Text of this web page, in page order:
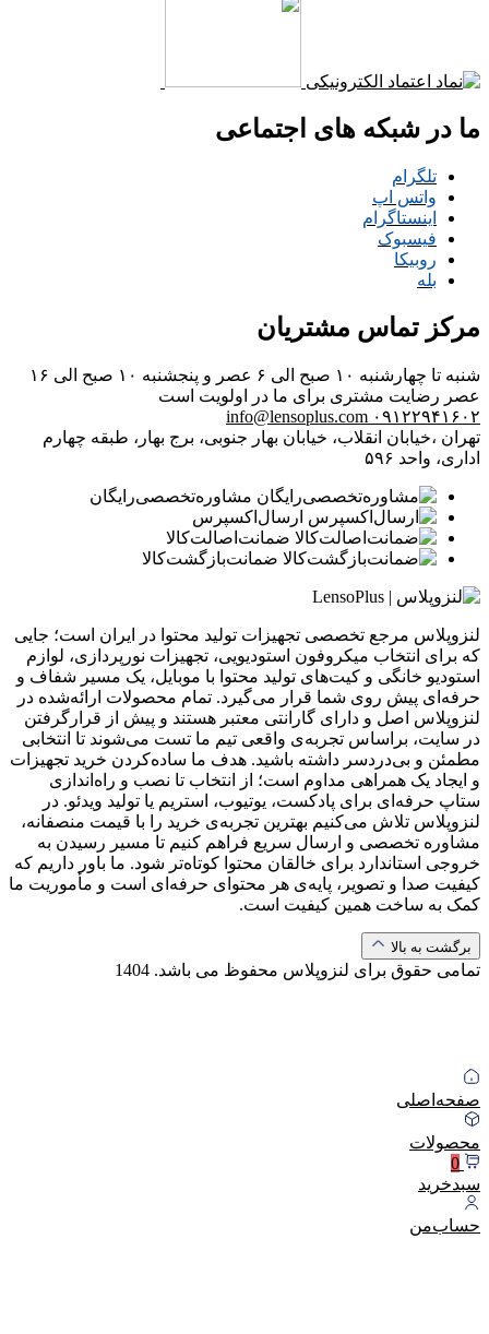
ما در شبکه های اجتماعی
تلگرام
واتس اپ
اینستاگرام
فیسبوک
روبیکا
بله
مرکز تماس مشتریان
شنبه تا چهارشنبه ۱۰ صبح الی ۶ عصر و پنجشنبه ۱۰ صبح الی ۱۶
عصر رضایت مشتری برای ما در اولویت است
۰۹۱۲۲۹۴۱۶۰۲ info@lensoplus.com
تهران ،خیابان انقلاب، خیابان بهار جنوبی، برج بهار، طبقه چهارم
اداری، واحد ۵۹۶
مشاوره‌تخصصی‌رایگان
ارسال‌اکسپرس
ضمانت‌اصالت‌کالا
ضمانت‌بازگشت‌کالا
لنزوپلاس مرجع تخصصی تجهیزات تولید محتوا در ایران است؛ جایی
که برای انتخاب میکروفون استودیویی، تجهیزات نورپردازی، لوازم
استودیو خانگی و کیت‌های تولید محتوا با موبایل، یک مسیر شفاف و
حرفه‌ای پیش روی شما قرار می‌گیرد. تمام محصولات ارائه‌شده در
لنزوپلاس اصل و دارای گارانتی معتبر هستند و پیش از قرارگرفتن
در سایت، براساس تجربه‌ی واقعی تیم ما تست می‌شوند تا انتخابی
مطمئن و بی‌دردسر داشته باشید. هدف ما ساده‌کردن خرید تجهیزات
و ایجاد یک همراهی مداوم است؛ از انتخاب تا نصب و راه‌اندازی
ستاپ حرفه‌ای برای پادکست، یوتیوب، استریم یا تولید ویدئو. در
لنزوپلاس تلاش می‌کنیم بهترین تجربه‌ی خرید را با قیمت منصفانه،
مشاوره تخصصی و ارسال سریع فراهم کنیم تا مسیر رسیدن به
خروجی استاندارد برای خالقان محتوا کوتاه‌تر شود. ما باور داریم که
کیفیت صدا و تصویر، پایه‌ی هر محتوای حرفه‌ای است و مأموریت ما
کمک به ساخت همین کیفیت است.
برگشت به بالا
تمامی حقوق برای لنزوپلاس محفوظ می باشد. 1404
صفحه‌اصلی
محصولات
0
سبد‌خرید
حساب‌من